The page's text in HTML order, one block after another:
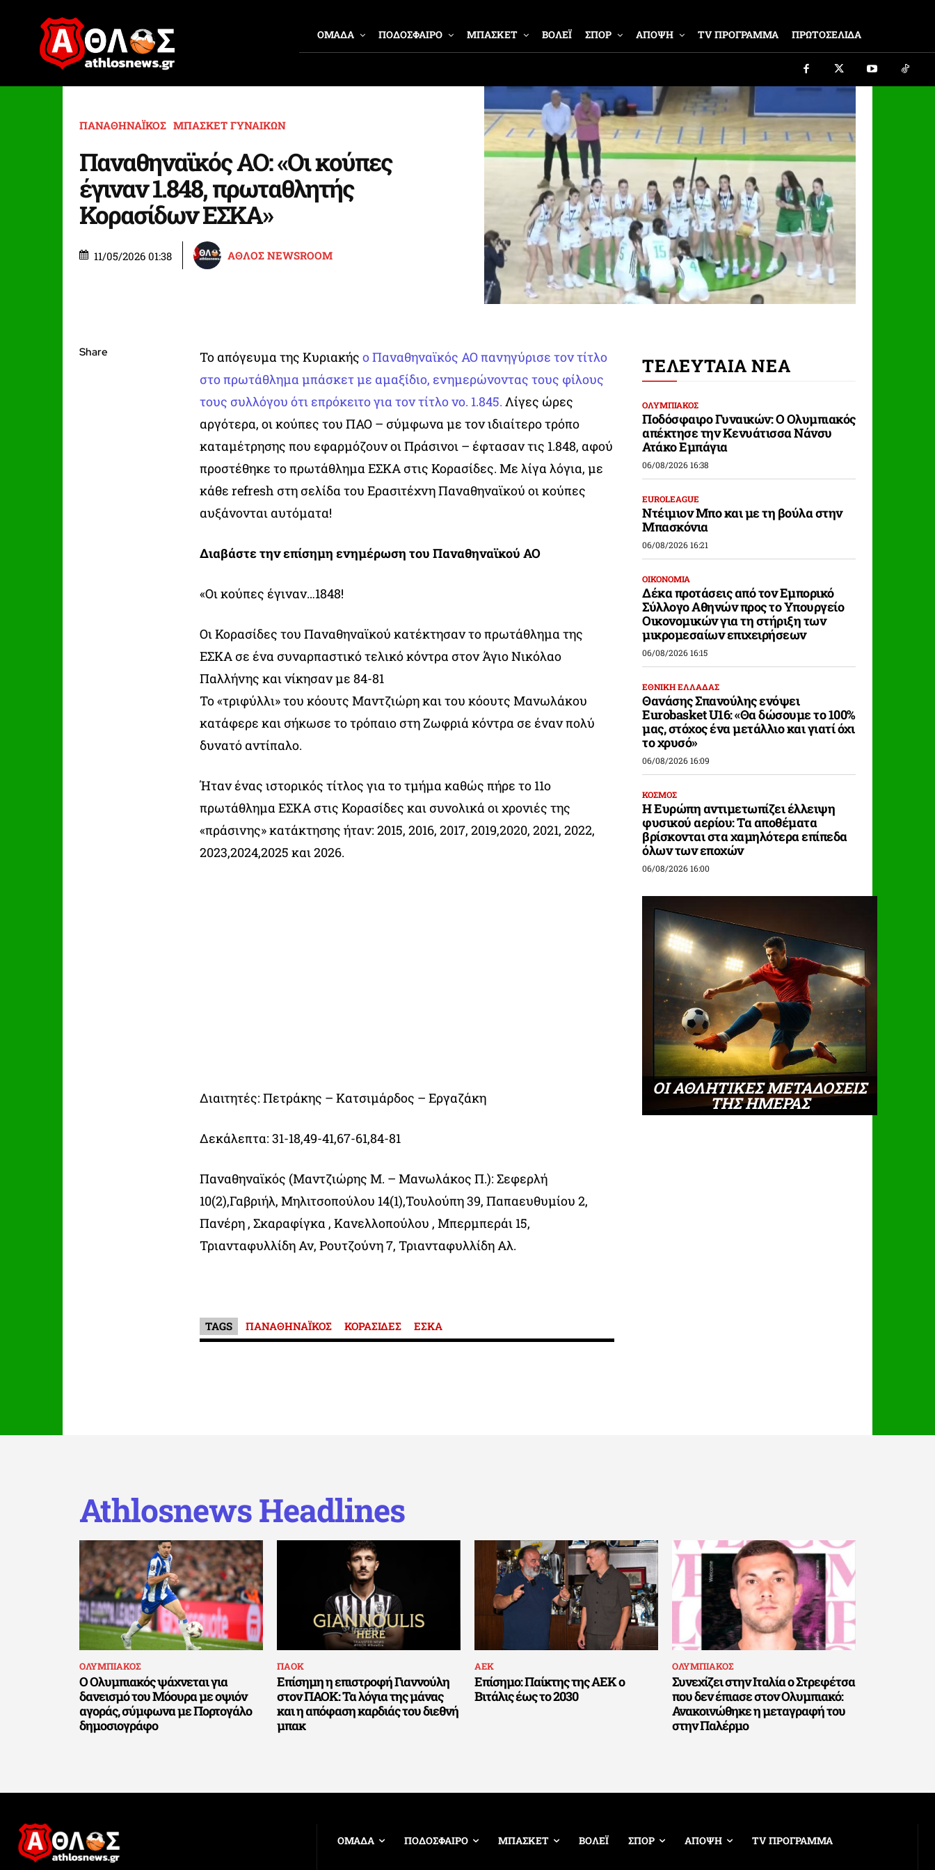
ΟΜΑΔΑ ΠΟΔΟΣΦΑΙΡΟ ΜΠΑΣΚΕΤ ΒΟΛΕΪ ΣΠΟΡ ΑΠΟΨΗ TV ΠΡΟΓΡΑΜΜΑ ΠΡΩΤΟΣΕΛΙΔΑ
ΠΑΝΑΘΗΝΑΪΚΟΣ ΜΠΑΣΚΕΤ ΓΥΝΑΙΚΩΝ
Παναθηναϊκός ΑΟ: «Οι κούπες
έγιναν 1.848, πρωταθλητής
Κορασίδων ΕΣΚΑ»
11/05/2026 01:38 ΑΘΛΟΣ NEWSROOM
Share Το απόγευμα της Κυριακήςο Παναθηναϊκός ΑΟ πανηγύρισε τον τίτλο
στο πρωτάθλημα μπάσκετ με αμαξίδιο, ενημερώνοντας τους φίλους
τους συλλόγου ότι επρόκειτο για τον τίτλο νο. 1.845. Λίγες ώρες
αργότερα, οι κούπες του ΠΑΟ – σύμφωνα με τον ιδιαίτερο τρόπο
καταμέτρησης που εφαρμόζουν οι Πράσινοι – έφτασαν τις 1.848, αφού
προστέθηκε το πρωτάθλημα ΕΣΚΑ στις Κορασίδες. Με λίγα λόγια, με
κάθε refresh στη σελίδα του Ερασιτέχνη Παναθηναϊκού οι κούπες
αυξάνονται αυτόματα!
Διαβάστε την επίσημη ενημέρωση του Παναθηναϊκού ΑΟ
«Οι κούπες έγιναν…1848!
Οι Κορασίδες του Παναθηναϊκού κατέκτησαν το πρωτάθλημα της
ΕΣΚΑ σε ένα συναρπαστικό τελικό κόντρα στον Άγιο Νικόλαο
Παλλήνης και νίκησαν με 84-81
Το «τριφύλλι» του κόουτς Μαντζιώρη και του κόουτς Μανωλάκου
κατάφερε και σήκωσε το τρόπαιο στη Ζωφριά κόντρα σε έναν πολύ
δυνατό αντίπαλο.
Ήταν ένας ιστορικός τίτλος για το τμήμα καθώς πήρε το 11ο
πρωτάθλημα ΕΣΚΑ στις Κορασίδες και συνολικά οι χρονιές της
«πράσινης» κατάκτησης ήταν: 2015, 2016, 2017, 2019,2020, 2021, 2022,
2023,2024,2025 και 2026.
Διαιτητές: Πετράκης – Κατσιμάρδος – Εργαζάκη
Δεκάλεπτα: 31-18,49-41,67-61,84-81
Παναθηναϊκός (Μαντζιώρης Μ. – Μανωλάκος Π.): Σεφερλή
10(2),Γαβριήλ, Μηλιτσοπούλου 14(1),Τουλούπη 39, Παπαευθυμίου 2,
Πανέρη , Σκαραφίγκα , Κανελλοπούλου , Μπερμπεράι 15,
Τριανταφυλλίδη Αν, Ρουτζούνη 7, Τριανταφυλλίδη Αλ.
TAGS ΠΑΝΑΘΗΝΑΪΚΟΣ ΚΟΡΑΣΙΔΕΣ ΕΣΚΑ
ΤΕΛΕΥΤΑΙΑ ΝΕΑ
ΟΛΥΜΠΙΑΚΟΣ
Ποδόσφαιρο Γυναικών: Ο Ολυμπιακός
απέκτησε την Κενυάτισσα Νάνσυ
Ατάκο Εμπάγια
06/08/2026 16:38
EUROLEAGUE
Ντέιμιον Μπο και με τη βούλα στην
Μπασκόνια
06/08/2026 16:21
ΟΙΚΟΝΟΜΙΑ
Δέκα προτάσεις από τον Εμπορικό
Σύλλογο Αθηνών προς το Υπουργείο
Οικονομικών για τη στήριξη των
μικρομεσαίων επιχειρήσεων
06/08/2026 16:15
ΕΘΝΙΚΗ ΕΛΛΑΔΑΣ
Θανάσης Σπανούλης ενόψει
Eurobasket U16: «Θα δώσουμε το 100%
μας, στόχος ένα μετάλλιο και γιατί όχι
το χρυσό»
06/08/2026 16:09
ΚΟΣΜΟΣ
Η Ευρώπη αντιμετωπίζει έλλειψη
φυσικού αερίου: Τα αποθέματα
βρίσκονται στα χαμηλότερα επίπεδα
όλων των εποχών
06/08/2026 16:00
ΟΙ ΑΘΛΗΤΙΚΕΣ ΜΕΤΑΔΟΣΕΙΣ
ΤΗΣ ΗΜΕΡΑΣ
Athlosnews Headlines
ΟΛΥΜΠΙΑΚΟΣ
Ο Ολυμπιακός ψάχνεται για
δανεισμό του Μόουρα με οψιόν
αγοράς, σύμφωνα με Πορτογάλο
δημοσιογράφο
ΠΑΟΚ
Επίσημη η επιστροφή Γιαννούλη
στον ΠΑΟΚ: Τα λόγια της μάνας
και η απόφαση καρδιάς του διεθνή
μπακ
ΑΕΚ
Επίσημο: Παίκτης της ΑΕΚ ο
Βιτάλις έως το 2030
ΟΛΥΜΠΙΑΚΟΣ
Συνεχίζει στην Ιταλία ο Στρεφέτσα
που δεν έπιασε στον Ολυμπιακό:
Ανακοινώθηκε η μεταγραφή του
στην Παλέρμο
ΟΜΑΔΑ ΠΟΔΟΣΦΑΙΡΟ ΜΠΑΣΚΕΤ ΒΟΛΕΪ ΣΠΟΡ ΑΠΟΨΗ TV ΠΡΟΓΡΑΜΜΑ